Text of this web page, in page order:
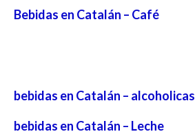
Bebidas en Catalán – Café
bebidas en Catalán – alcoholicas
bebidas en Catalán – Leche